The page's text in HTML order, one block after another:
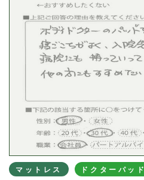
マットレス ドクターパッド